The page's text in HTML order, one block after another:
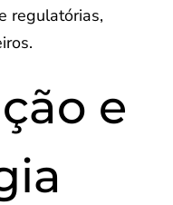
regulatórias,
e